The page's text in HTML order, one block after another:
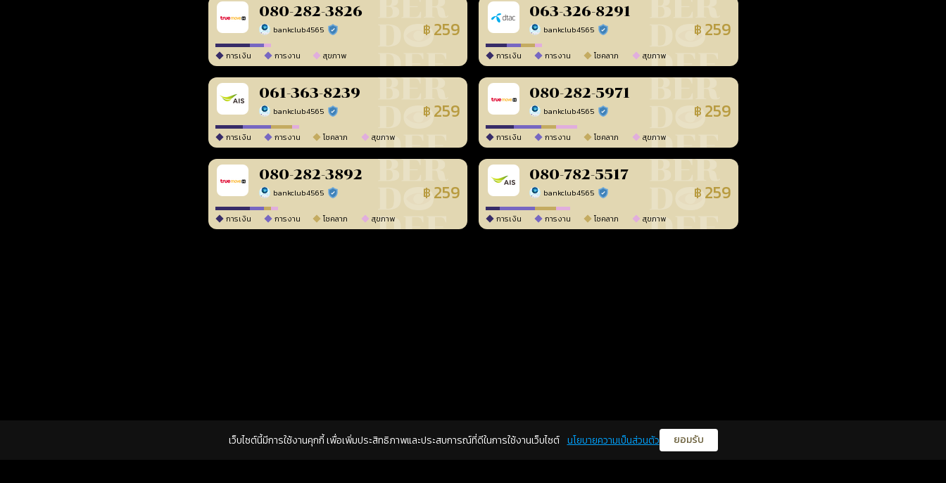
080-282-3826
bankclub4565 ร้านยืนยันแล้ว ฿ 259
การเงิน การงาน สุขภาพ
063-326-8291
bankclub4565 ร้านยืนยันแล้ว ฿ 259
การเงิน การงาน โชคลาภ สุขภาพ
061-363-8239
bankclub4565 ร้านยืนยันแล้ว ฿ 259
การเงิน การงาน โชคลาภ สุขภาพ
080-282-5971
bankclub4565 ร้านยืนยันแล้ว ฿ 259
การเงิน การงาน โชคลาภ สุขภาพ
080-282-3892
bankclub4565 ร้านยืนยันแล้ว ฿ 259
การเงิน การงาน โชคลาภ สุขภาพ
080-782-5517
bankclub4565 ร้านยืนยันแล้ว ฿ 259
การเงิน การงาน โชคลาภ สุขภาพ
เว็บไซต์นี้มีการใช้งานคุกกี้ เพื่อเพิ่มประสิทธิภาพและประสบการณ์ที่ดีในการใช้งานเว็บไซต์ นโยบายความเป็นส่วนตัว ยอมรับ